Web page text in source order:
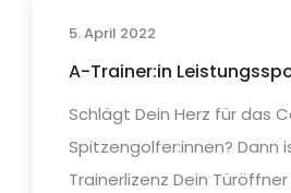
5. April 2022
A-Trainer:in
Schlägt Dein Herz für das
Spitzengolfer:innen? Dann
Trainerlizenz Dein